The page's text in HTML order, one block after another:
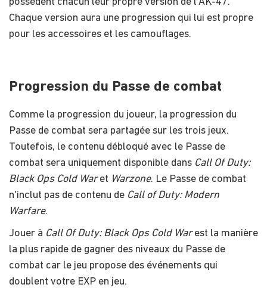
Chaque version aura une progression qui lui est propre
pour les accessoires et les camouflages.
Progression du Passe de combat
Comme la progression du joueur, la progression du
Passe de combat sera partagée sur les trois jeux.
Toutefois, le contenu débloqué avec le Passe de
combat sera uniquement disponible dans Call Of Duty:
Black Ops Cold Waret Warzone. Le Passe de combat
n'inclut pas de contenu de Call of Duty: Modern
Warfare.
Jouer à Call Of Duty: Black Ops Cold Warest la manière
la plus rapide de gagner des niveaux du Passe de
combat car le jeu propose des événements qui
doublent votre EXP en jeu.